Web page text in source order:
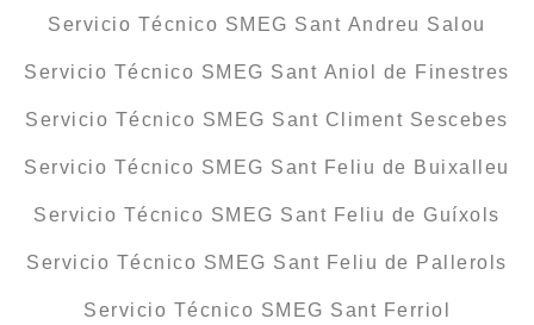
Servicio Técnico SMEG Sant Andreu Salou
Servicio Técnico SMEG Sant Aniol de Finestres
Servicio Técnico SMEG Sant Climent Sescebes
Servicio Técnico SMEG Sant Feliu de Buixalleu
Servicio Técnico SMEG Sant Feliu de Guíxols
Servicio Técnico SMEG Sant Feliu de Pallerols
Servicio Técnico SMEG Sant Ferriol